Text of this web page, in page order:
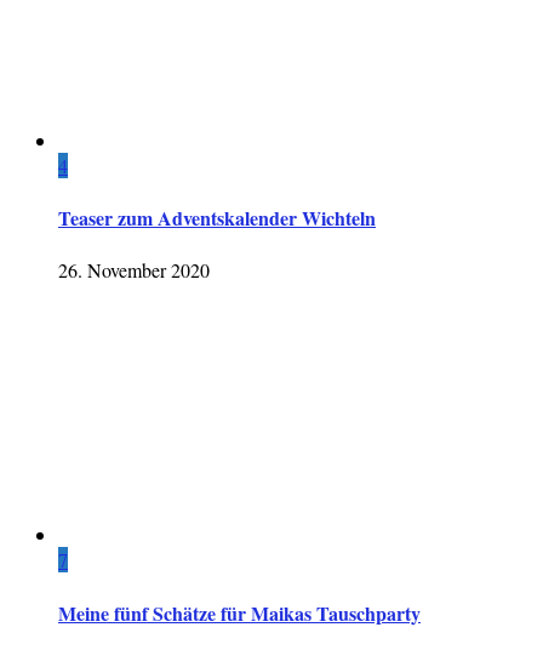
4
Teaser zum Adventskalender Wichteln
26. November 2020
7
Meine fünf Schätze für Maikas Tauschparty